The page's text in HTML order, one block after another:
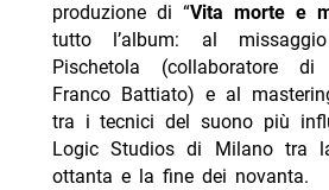
produzione di “Vita morte e
tutto l’album: al
Pischetola (collaboratore
Franco Battiato) e al
tra i tecnici del suono più
Logic Studios di Milano tra
ottanta e la fine dei novanta.